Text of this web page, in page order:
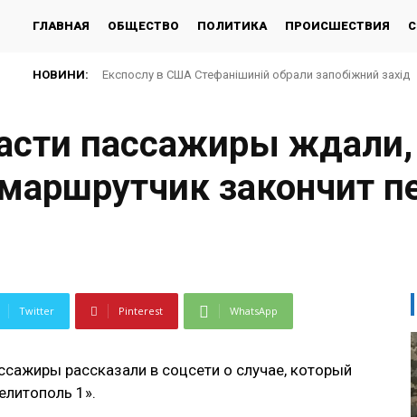
ГЛАВНАЯ ОБЩЕСТВО ПОЛИТИКА ПРОИСШЕСТВИЯ
НОВИНИ: Експослу в США Стефанішиній обрали запобіжний захід
пассажиры ждали,
закончит
Twitter Pinterest WhatsApp
рассказали в соцсети о случае, который
1».